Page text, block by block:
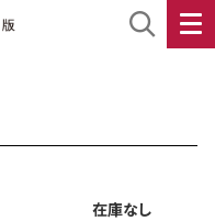
在庫なし